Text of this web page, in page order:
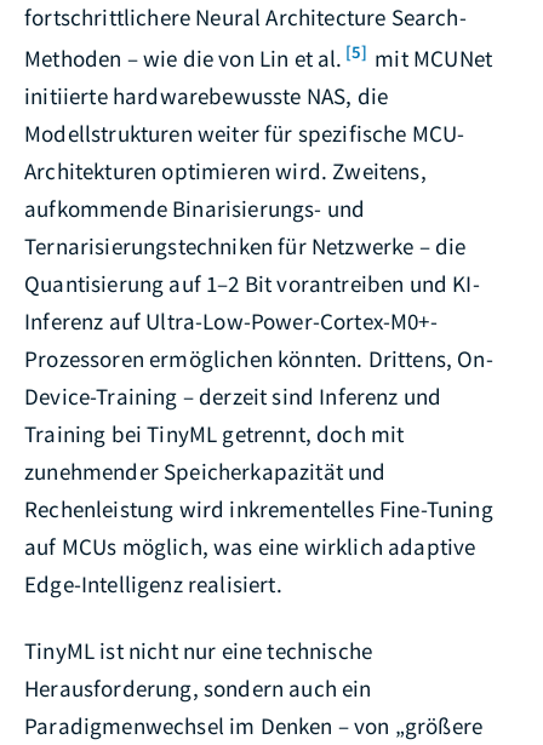
fortschrittlichere Neural Architecture Search-
Methoden – wie die von Lin et al. [5] mit MCUNet
initiierte hardwarebewusste NAS, die
Modellstrukturen weiter für spezifische MCU-
Architekturen optimieren wird. Zweitens,
aufkommende Binarisierungs- und
Ternarisierungstechniken für Netzwerke – die
Quantisierung auf 1–2 Bit vorantreiben und KI-
Inferenz auf Ultra-Low-Power-Cortex-M0+-
Prozessoren ermöglichen könnten. Drittens, On-
Device-Training – derzeit sind Inferenz und
Training bei TinyML getrennt, doch mit
zunehmender Speicherkapazität und
Rechenleistung wird inkrementelles Fine-Tuning
auf MCUs möglich, was eine wirklich adaptive
Edge-Intelligenz realisiert.
TinyML ist nicht nur eine technische
Herausforderung, sondern auch ein
Paradigmenwechsel im Denken – von „größere